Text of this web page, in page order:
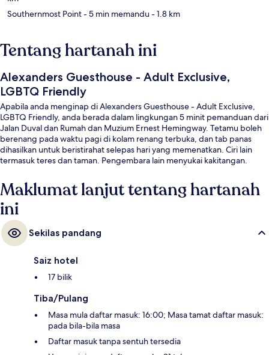
Southernmost Point- 5 min memandu- 1.8 km
Tentang hartanah ini
Alexanders Guesthouse - Adult Exclusive,
LGBTQ Friendly
Apabila anda menginap di Alexanders Guesthouse - Adult Exclusive,
LGBTQ Friendly, anda berada dalam lingkungan 5 minit pemanduan dari
Jalan Duval dan Rumah dan Muzium Ernest Hemingway. Tetamu boleh
berenang pada waktu pagi di kolam renang terbuka, dan tab panas
dihasilkan untuk beristirahat selepas hari yang memenatkan. Ciri lain
termasuk teres dan taman. Pengembara lain menyukai kakitangan.
Maklumat lanjut tentang hartanah
ini
Sekilas pandang
Saiz hotel
17 bilik
Tiba/Pulang
Masa mula daftar masuk: 16:00; Masa tamat daftar masuk:
pada bila-bila masa
Daftar masuk tanpa sentuh tersedia